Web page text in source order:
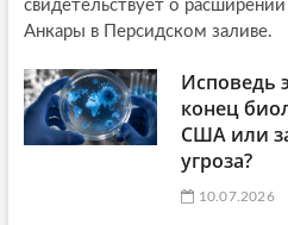
свидетельствует о
Анкары в Персидском заливе.
Исповедь
конец
США или
угроза?
10.07.2026